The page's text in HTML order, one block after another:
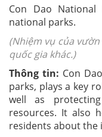
Con Dao
national parks.
(Nhiệm vụ của
quốc gia khác.)
Thông tin: Con
parks, plays a key
well as
resources. It also
residents about the